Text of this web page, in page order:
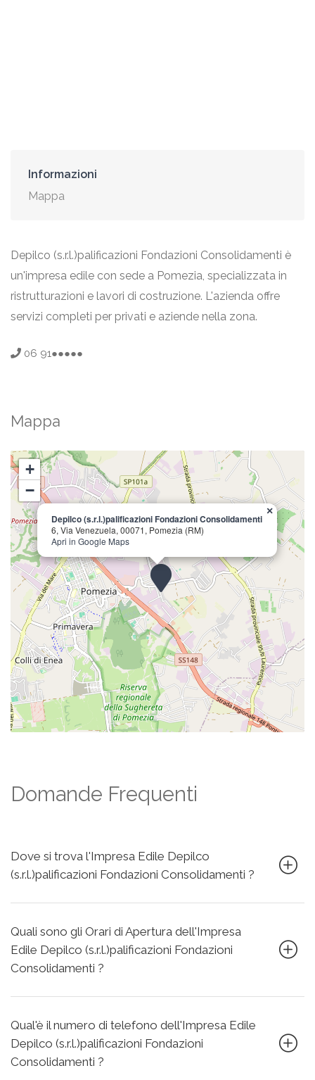
Informazioni
Mappa
Depilco (s.r.l.)palificazioni Fondazioni Consolidamenti è
un'impresa edile con sede a Pomezia, specializzata in
ristrutturazioni e lavori di costruzione. L'azienda offre
servizi completi per privati e aziende nella zona.
06 91●●●●●
Mappa
Depilco (s.r.l.)palificazioni Fondazioni Consolidamenti
6, Via Venezuela, 00071, Pomezia (RM)
Apri in Google Maps
×
+
−
Domande Frequenti
Dove si trova l'Impresa Edile Depilco
(s.r.l.)palificazioni Fondazioni Consolidamenti ?
Quali sono gli Orari di Apertura dell'Impresa
Edile Depilco (s.r.l.)palificazioni Fondazioni
Consolidamenti ?
Qual'è il numero di telefono dell'Impresa Edile
Depilco (s.r.l.)palificazioni Fondazioni
Consolidamenti ?